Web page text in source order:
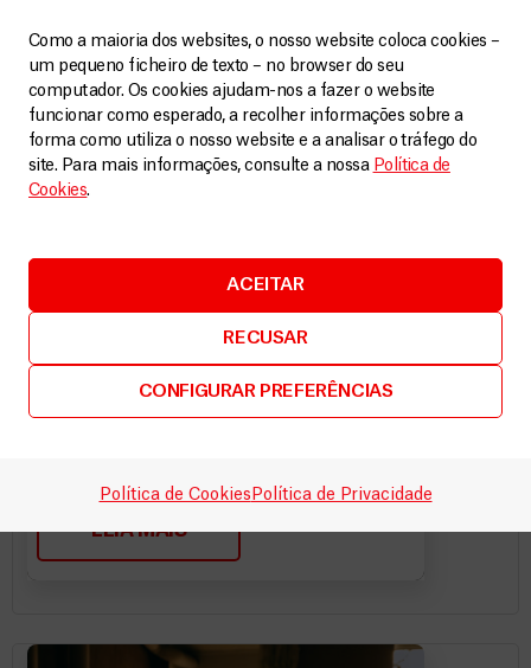
Como a maioria dos websites, o nosso website coloca cookies –
um pequeno ficheiro de texto – no browser do seu
computador. Os cookies ajudam-nos a fazer o website
funcionar como esperado, a recolher informações sobre a
forma como utiliza o nosso website e a analisar o tráfego do
site. Para mais informações, consulte a nossa Política de
Cookies.
ACEITAR
RECUSAR
CONFIGURAR PREFERÊNCIAS
Política de Cookies Política de Privacidade
LEIA MAIS
LEIA MAIS